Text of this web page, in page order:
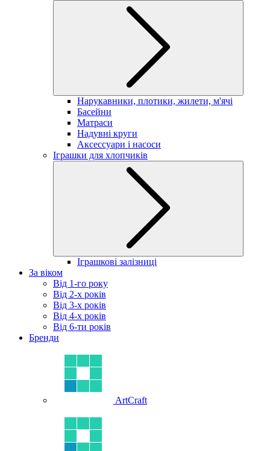
Нарукавники, плотики, жилети, м'ячі
Басейни
Матраси
Надувні круги
Аксессуари і насоси
Іграшки для хлопчиків
Іграшкові залізниці
За віком
Від 1-го року
Від 2-х років
Від 3-х років
Від 4-х років
Від 6-ти років
Бренди
ArtCraft